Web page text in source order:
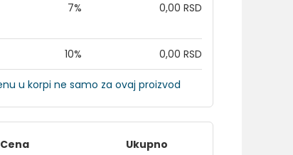
7% 0,00 RSD
10% 0,00 RSD
u korpi ne samo za ovaj proizvod
Cena
Ukupno